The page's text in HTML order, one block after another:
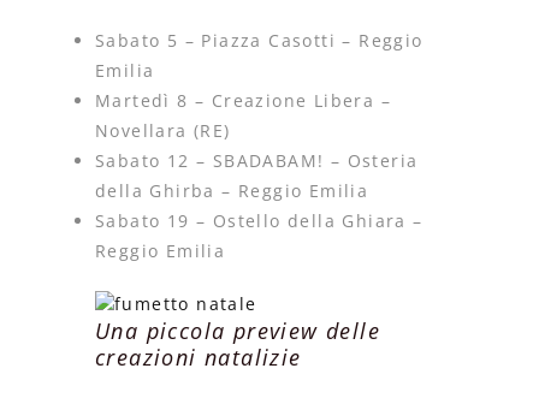
Sabato 5 – Piazza Casotti – Reggio
Emilia
Martedì 8 – Creazione Libera –
Novellara (RE)
Sabato 12 – SBADABAM! – Osteria
della Ghirba – Reggio Emilia
Sabato 19 – Ostello della Ghiara –
Reggio Emilia
Una piccola preview delle
creazioni natalizie